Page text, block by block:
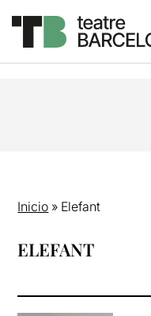
Inicio » Elefant
ELEFANT